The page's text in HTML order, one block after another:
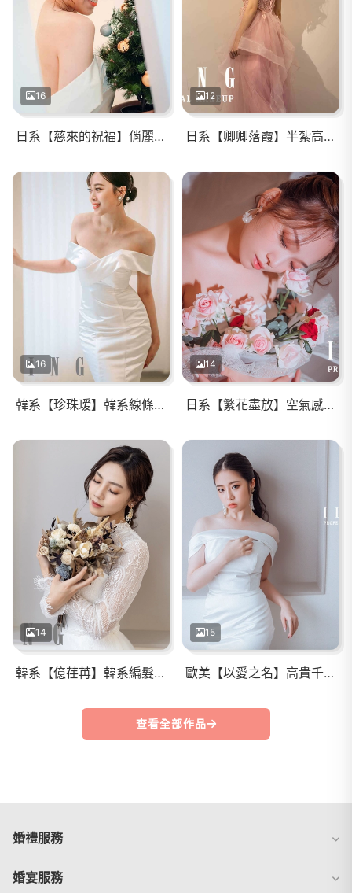
16
日系【慈來的祝福】俏麗高馬尾/暖系眼妝
12
日系【卿卿落霞】半紮高馬尾/暖系大地色眼妝
16
韓系【珍珠瑷】韓系線條感劉海 /精緻臥蠶
14
日系【繁花盡放】空氣感線條瀏海/俏皮丸子頭
14
韓系【億荏苒】韓系編髮低馬尾/清透自然妝
15
歐美【以愛之名】高貴千金馬尾/泰式輕奢大眼妝
查看全部作品
婚禮服務
婚宴服務